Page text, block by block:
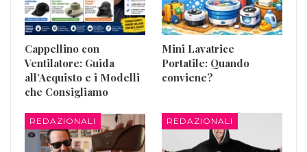
Cappellino con
Ventilatore: Guida
all’Acquisto e i Modelli
che Consigliamo
Mini Lavatrice
Portatile: Quando
conviene?
REDAZIONALI REDAZIONALI